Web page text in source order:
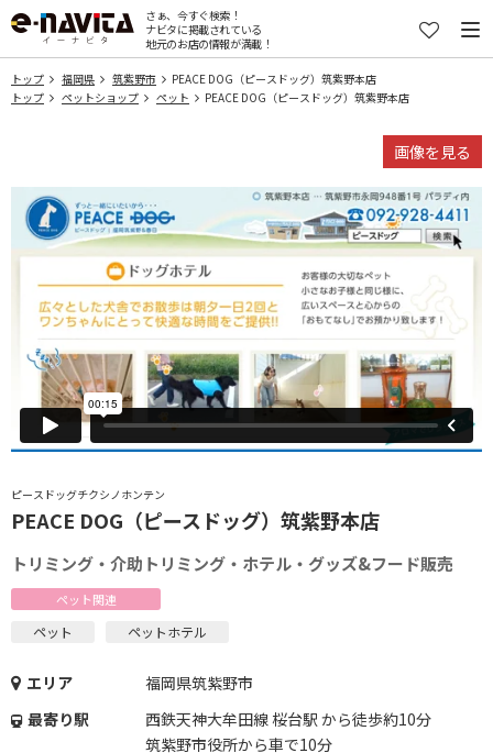
さぁ、今すぐ検索！
ナビタに掲載されている
地元のお店の情報が満載！
トップ 福岡県 筑紫野市
PEACE DOG（ピースドッグ）筑紫野本店
トップ
ペットショップ ペット PEACE DOG（ピースドッグ）筑紫野本店
ピースドッグチクシノホンテン
PEACE DOG（ピースドッグ）筑紫野本店
トリミング・介助トリミング・ホテル・グッズ&フード販売
ペット関連
ペット ペットホテル
エリア
福岡県筑紫野市
最寄り駅
西鉄天神大牟田線 桜台駅 から徒歩約10分
筑紫野市役所から車で10分
画像を見る